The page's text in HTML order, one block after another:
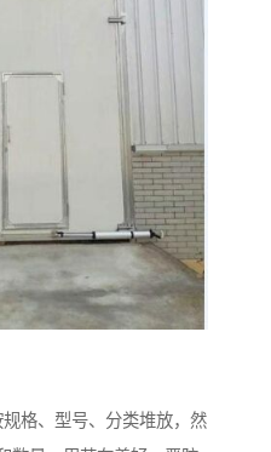
格、型号、分类堆放，然